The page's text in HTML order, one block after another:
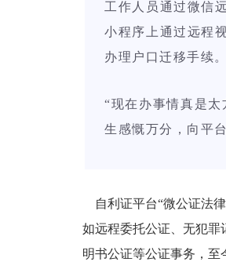
工作人员通过微信
小程序上通过远程
办理户口迁移手续。
“现在办事情真是
生感慨万分，向平
自利证平台“微公证法
如远程委托公证、无犯罪
明书公证等公证事务，